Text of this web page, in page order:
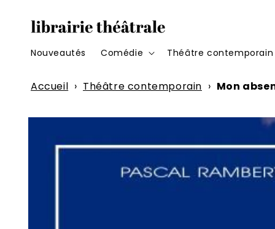
contenu
Nouveautés Comédie Théâtre contemporain
Accueil › Théâtre contemporain › Mon
Passer aux
produits